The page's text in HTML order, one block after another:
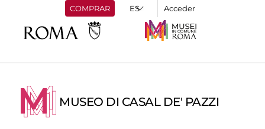
COMPRAR Acceder
MUSEO DI CASAL DE' PAZZI